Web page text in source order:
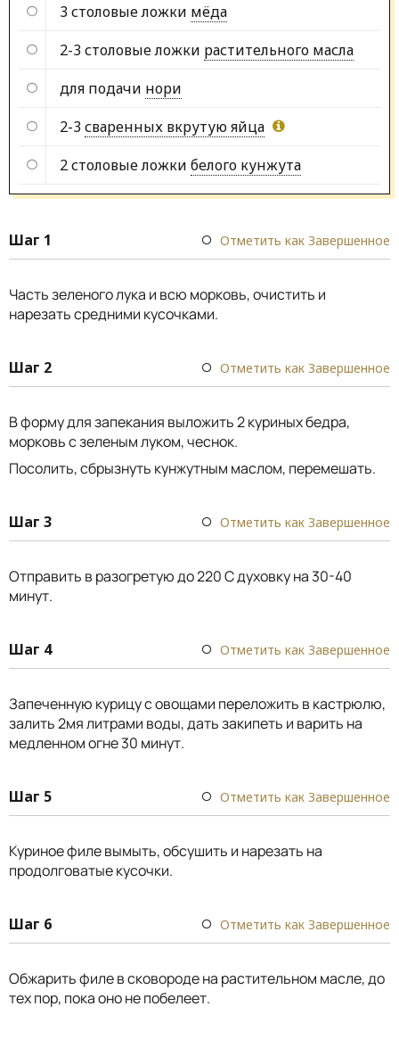
3 столовые ложки мёда
2-3 столовые ложки растительного масла
для подачи нори
2-3 сваренных вкрутую яйца
2 столовые ложки белого кунжута
Шаг 1 Отметить как Завершенное
Часть зеленого лука и всю морковь, очистить и
нарезать средними кусочками.
Шаг 2 Отметить как Завершенное
В форму для запекания выложить 2 куриных бедра,
морковь с зеленым луком, чеснок.
Посолить, сбрызнуть кунжутным маслом, перемешать.
Шаг 3 Отметить как Завершенное
Отправить в разогретую до 220 С духовку на 30-40
минут.
Шаг 4 Отметить как Завершенное
Запеченную курицу с овощами переложить в кастрюлю,
залить 2мя литрами воды, дать закипеть и варить на
медленном огне 30 минут.
Шаг 5 Отметить как Завершенное
Куриное филе вымыть, обсушить и нарезать на
продолговатые кусочки.
Шаг 6 Отметить как Завершенное
Обжарить филе в сковороде на растительном масле, до
тех пор, пока оно не побелеет.